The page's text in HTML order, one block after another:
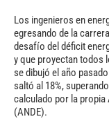
Los ingenieros en
egresando de la
desafío del déficit
y que proyectan todos
se dibujó el año
saltó al 18%,
calculado por la propia
(ANDE).